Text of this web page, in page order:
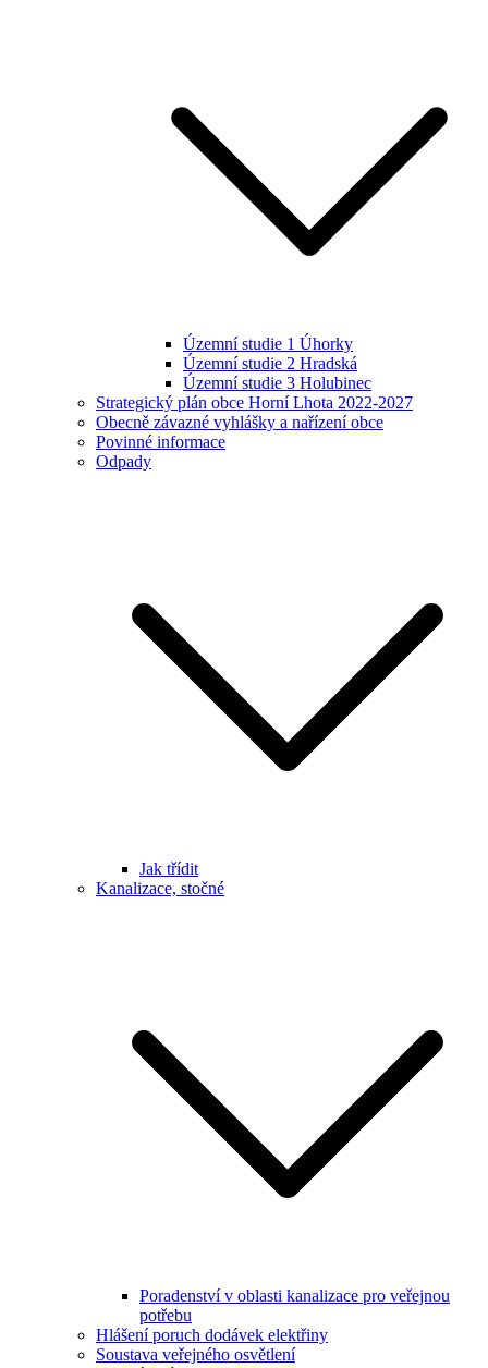
Územní studie 1 Úhorky
Územní studie 2 Hradská
Územní studie 3 Holubinec
Strategický plán obce Horní Lhota 2022-2027
Obecně závazné vyhlášky a nařízení obce
Povinné informace
Odpady
Jak třídit
Kanalizace, stočné
Poradenství v oblasti kanalizace pro veřejnou
potřebu
Hlášení poruch dodávek elektřiny
Soustava veřejného osvětlení